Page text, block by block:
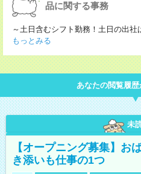
品に関する事務
～土日含むシフト勤務！土日の出
もっとみる
あなたの閲覧履
未
【オープニング募集】お
き添いも仕事の1つ